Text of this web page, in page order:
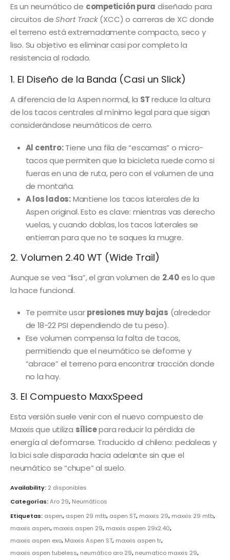
Es un neumático de competición pura diseñado para
circuitos deShort Track(XCC) o carreras de XC donde
el terreno está extremadamente compacto, seco y
liso. Su objetivo es eliminar casi por completo la
resistencia al rodado.
1. El Diseño de la Banda (Casi un Slick)
A diferencia de la Aspen normal, la STreduce la altura
de los tacos centrales al mínimo legal para que sigan
considerándose neumáticos de cerro.
Al centro:Tiene una fila de “escamas” o micro-
tacos que permiten que la bicicleta ruede como si
fueras en una de ruta, pero con el volumen de una
de montaña.
A los lados:Mantiene los tacos laterales de la
Aspen original. Esto es clave: mientras vas derecho
vuelas, y cuando doblas, los tacos laterales se
entierran para que no te saques la mugre.
2. Volumen 2.40 WT (Wide Trail)
Aunque se vea “lisa”, el gran volumen de 2.40es lo que
la hace funcional.
Te permite usarpresiones muy bajas (alrededor
de 18-22 PSI dependiendo de tu peso).
Ese volumen compensa la falta de tacos,
permitiendo que el neumático se deforme y
“abrace” el terreno para encontrar tracción donde
no la hay.
3. El Compuesto MaxxSpeed
Esta versión suele venir con el nuevo compuesto de
Maxxis que utiliza sílicepara reducir la pérdida de
energía al deformarse. Traducido al chileno: pedaleas y
la bici sale disparada hacia adelante sin que el
neumático se “chupe” al suelo.
Availability: 2 disponibles
Categorías:Aro 29, Neumáticos
Etiquetas: aspen, aspen 29 mtb, aspen ST, maxxis 29, maxxis 29 mtb,
maxxis aspen, maxxis aspen 29, maxxis aspen 29x2.40,
maxxis aspen exo, Maxxis Aspen ST, maxxis aspen tr,
maxxis aspen tubeless, neumático aro 29, neumatico maxxis 29,